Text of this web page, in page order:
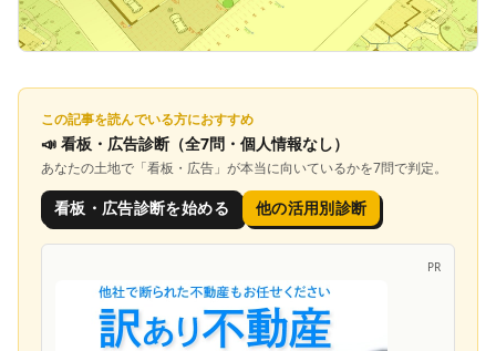
この記事を読んでいる方におすすめ
📣 看板・広告診断 （全7問・個人情報なし）
あなたの土地で「看板・広告 」が本当に向いているかを7問で判定。
看板・広告診断を始める 他の活用別診断
PR